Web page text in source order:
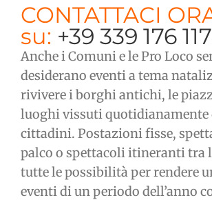
CONTATTACI
su: +39 339 176
Anche i Comuni e le Pro Loco
desiderano eventi a tema
rivivere i borghi antichi, le
luoghi vissuti quotidianamente
cittadini. Postazioni fisse,
palco o spettacoli itineranti tra
tutte le possibilità per rendere
eventi di un periodo dell’anno